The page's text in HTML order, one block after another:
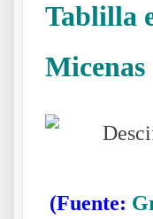
Tablilla
Micenas
(Fuente: